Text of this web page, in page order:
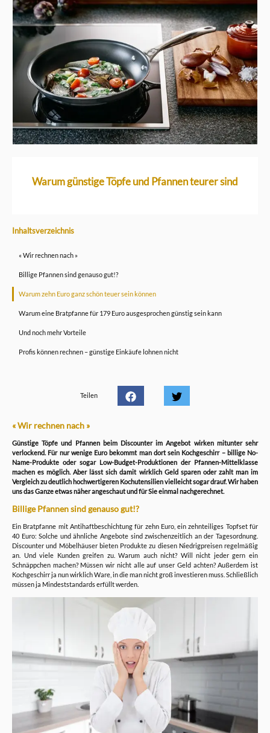
Warum günstige Töpfe und Pfannen teurer sind
Inhaltsverzeichnis
« Wir rechnen nach »
Billige Pfannen sind genauso gut!?
Warum zehn Euro ganz schön teuer sein können
Warum eine Bratpfanne für 179 Euro ausgesprochen günstig sein kann
Und noch mehr Vorteile
Profis können rechnen – günstige Einkäufe lohnen nicht
Teilen
« Wir rechnen nach »
Günstige Töpfe und Pfannen beim Discounter im Angebot wirken mitunter sehr
verlockend. Für nur wenige Euro bekommt man dort sein Kochgeschirr – billige No-
Name-Produkte oder sogar Low-Budget-Produktionen der Pfannen-Mittelklasse
machen es möglich. Aber lässt sich damit wirklich Geld sparen oder zahlt man im
Vergleich zu deutlich hochwertigeren Kochutensilien vielleicht sogar drauf. Wir haben
uns das Ganze etwas näher angeschaut und für Sie einmal nachgerechnet.
Billige Pfannen sind genauso gut!?
Ein Bratpfanne mit Antihaftbeschichtung für zehn Euro, ein zehnteiliges Topfset für
40 Euro: Solche und ähnliche Angebote sind zwischenzeitlich an der Tagesordnung.
Discounter und Möbelhäuser bieten Produkte zu diesen Niedrigpreisen regelmäßig
an. Und viele Kunden greifen zu. Warum auch nicht? Will nicht jeder gern ein
Schnäppchen machen? Müssen wir nicht alle auf unser Geld achten? Außerdem ist
Kochgeschirr ja nun wirklich Ware, in die man nicht groß investieren muss. Schließlich
müssen ja Mindeststandards erfüllt werden.